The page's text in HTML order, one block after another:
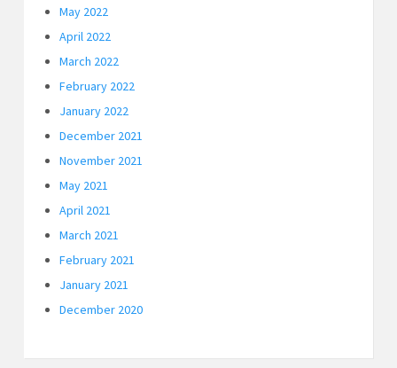
May 2022
April 2022
March 2022
February 2022
January 2022
December 2021
November 2021
May 2021
April 2021
March 2021
February 2021
January 2021
December 2020